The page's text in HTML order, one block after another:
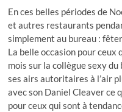
En ces belles périodes de
et autres restaurants
simplement au bureau :
La belle occasion pour ceux
mois sur la collègue sexy du
ses airs autoritaires à l’air
avec son Daniel Cleaver ce
pour ceux qui sont à